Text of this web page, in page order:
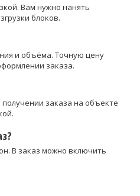
Вам нужно нанять
блоков.
и объёма. Точную цену
заказа.
заказа на объекте
В заказ можно включить